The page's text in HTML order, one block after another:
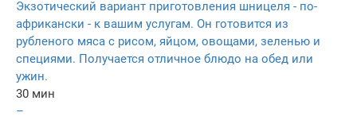
Экзотический вариант приготовления шницеля - по-
африкански - к вашим услугам. Он готовится из
рубленого мяса с рисом, яйцом, овощами, зеленью и
специями. Получается отличное блюдо на обед или
ужин.
30 мин
–